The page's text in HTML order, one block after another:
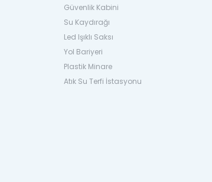
Güvenlik Kabini
Su Kaydırağı
Led Işıklı Saksı
Yol Bariyeri
Plastik Minare
Atık Su Terfi İstasyonu